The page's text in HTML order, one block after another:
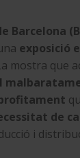
Barcelona
exposició
mostra que
de
i